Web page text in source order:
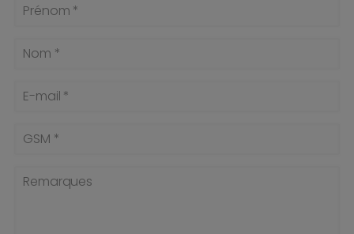
Prénom *
Nom *
E-mail *
GSM *
Remarques